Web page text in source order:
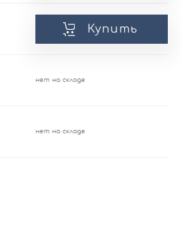
Купить
нет на складе
нет на складе